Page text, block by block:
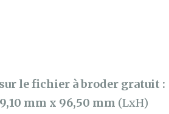
le fichier à broder gratuit :
mm x 96,50 mm (LxH)